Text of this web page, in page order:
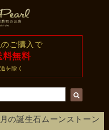
ご購入で
料無料
を除く
の誕生石ムーンストーン